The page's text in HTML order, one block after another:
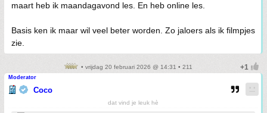
maart heb ik maandagavond les. En heb online les.
Basis ken ik maar wil veel beter worden. Zo jaloers als ik filmpjes
zie.
• vrijdag 20 februari 2026 @ 14:31 • 211
Moderator
Coco
dat vind je leuk hè